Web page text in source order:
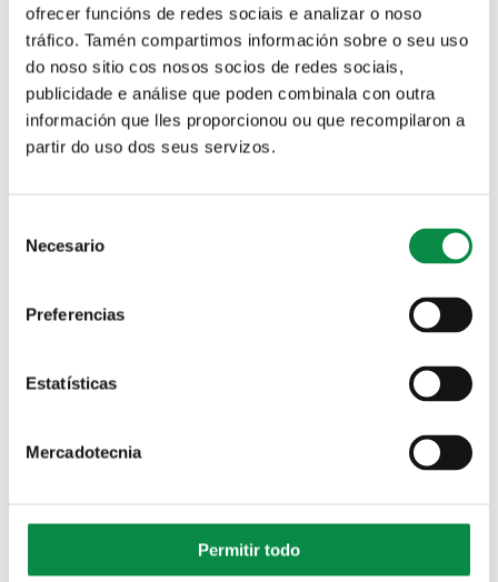
ofrecer funcións de redes sociais e analizar o noso
tráfico. Tamén compartimos información sobre o seu uso
do noso sitio cos nosos socios de redes sociais,
publicidade e análise que poden combinala con outra
información que lles proporcionou ou que recompilaron a
partir do uso dos seus servizos.
Selection
Necesario
Preferencias
Estatísticas
Mercadotecnia
Permitir todo
Festivos locais
Avisos
Avisos
Avisos
Avisos